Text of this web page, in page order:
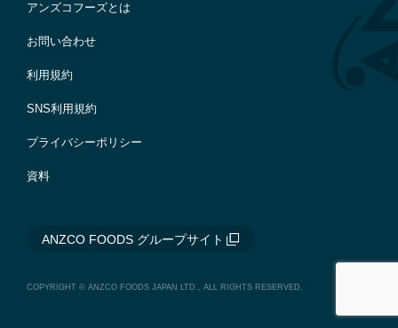
アンズコフーズとは
お問い合わせ
利用規約
SNS利用規約
プライバシーポリシー
資料
ANZCO FOODS グループサイト
COPYRIGHT © ANZCO FOODS JAPAN LTD., ALL RIGHTS RESERVED.